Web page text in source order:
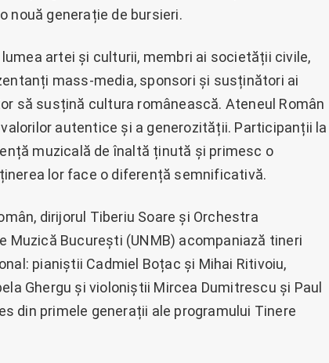
nouă generație de bursieri.
artei și culturii, membri ai societății civile,
mass-media, sponsori și susținători ai
să susțină cultura românească. Ateneul Român
autentice și a generozității. Participanții la
muzicală de înaltă ținută și primesc o
lor face o diferență semnificativă.
dirijorul Tiberiu Soare și Orchestra
Muzică București (UNMB) acompaniază tineri
pianiștii Cadmiel Boțac și Mihai Ritivoiu,
Ghergu și violoniștii Mircea Dumitrescu și Paul
din primele generații ale programului Tinere